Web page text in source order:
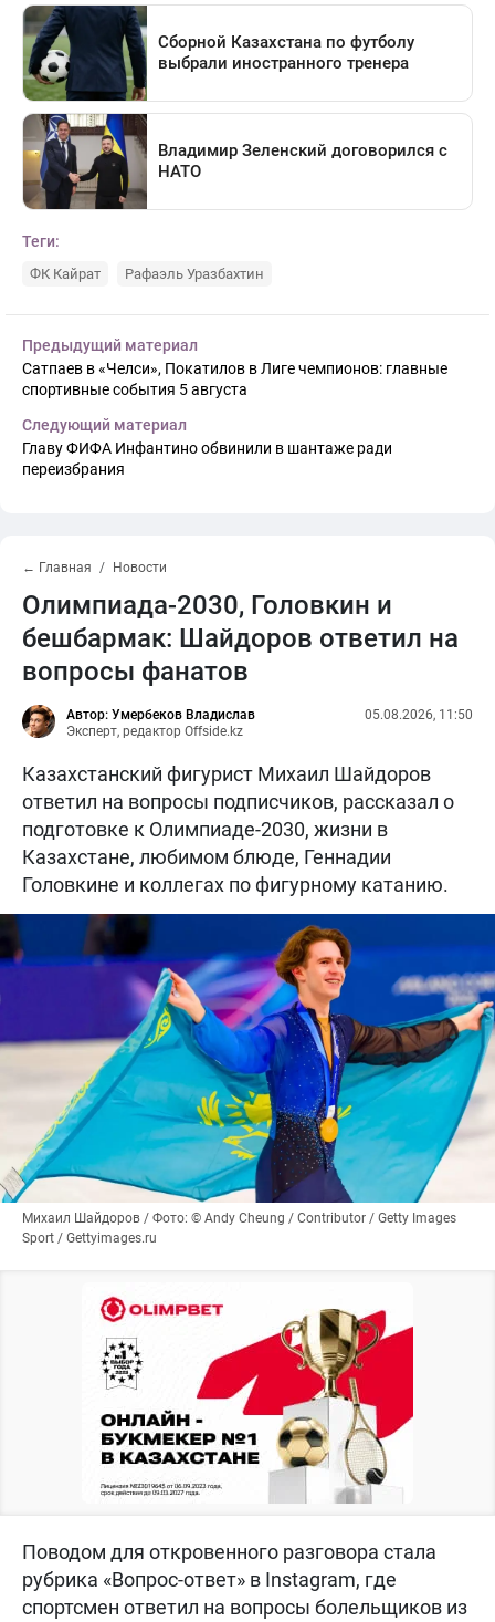
Теги:
ФК Кайрат Рафаэль Уразбахтин
Предыдущий материал
Сатпаев в «Челси», Покатилов в Лиге чемпионов: главные
спортивные события 5 августа
Следующий материал
Главу ФИФА Инфантино обвинили в шантаже ради
переизбрания
← Главная Новости
Олимпиада-2030, Головкин и
бешбармак: Шайдоров ответил на
вопросы фанатов
Автор: Умербеков Владислав
Эксперт, редактор Offside.kz
05.08.2026, 11:50
Казахстанский фигурист Михаил Шайдоров
ответил на вопросы подписчиков, рассказал о
подготовке к Олимпиаде-2030, жизни в
Казахстане, любимом блюде, Геннадии
Головкине и коллегах по фигурному катанию.
Михаил Шайдоров / Фото: © Andy Cheung / Contributor / Getty Images
Sport / Gettyimages.ru
Поводом для откровенного разговора стала
рубрика «Вопрос-ответ» в Instagram, где
спортсмен ответил на вопросы болельщиков из